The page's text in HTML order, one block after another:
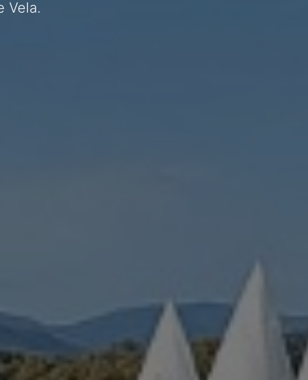
Vela.